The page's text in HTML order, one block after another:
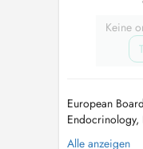
Keine
European
Endocrinology,
UEMS) -
Alle anzeigen